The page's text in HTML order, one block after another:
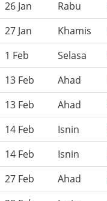
26 Jan
Rabu
27 Jan
Khamis
1 Feb
Selasa
13 Feb
Ahad
13 Feb
Ahad
14 Feb
Isnin
14 Feb
Isnin
27 Feb
Ahad